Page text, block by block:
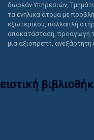
δωρεάν Υπηρεσιών,
τα ενήλικα άτομα με
εξωτερικού, πολλαπλή
αποκατάσταση, προαγωγή
μια αξιοπρεπή, ανεξάρτητη